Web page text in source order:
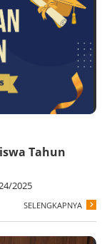
Tahun
2025
SELENGKAPNYA